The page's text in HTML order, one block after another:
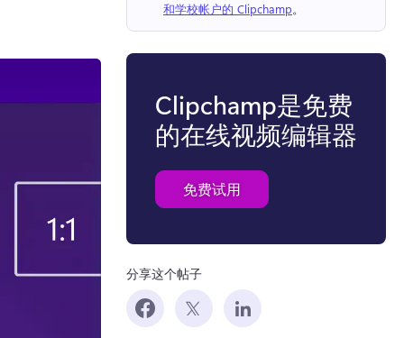
和学校帐户的 Clipchamp。
Clipchamp是免费
的在线视频编辑器
免费试用
分享这个帖子